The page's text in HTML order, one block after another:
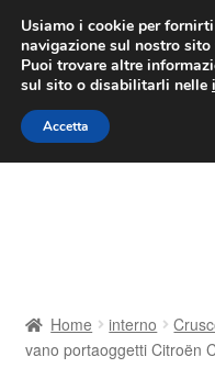
Lun-Ven
Vai
alla
navigazione
Vai
al
contenuto
Consegna
Home interno
vano portaoggetti Citroën
Usiamo i cookie per
navigazione sul nostro sito
Puoi trovare altre
sul sito o disabilitarli nelle
Accetta